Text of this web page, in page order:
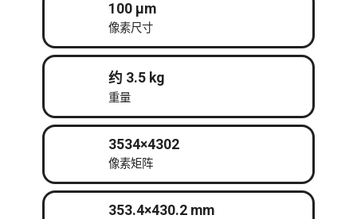
100 μm
像素尺寸
约 3.5 kg
重量
3534×4302
像素矩阵
353.4×430.2 mm